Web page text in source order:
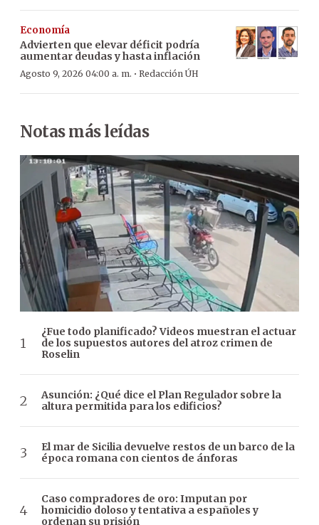
Economía
Advierten que elevar déficit podría
aumentar deudas y hasta inflación
Agosto 9, 2026 04:00 a. m. · Redacción ÚH
Notas más leídas
¿Fue todo planificado? Videos muestran el actuar
de los supuestos autores del atroz crimen de
Roselin
Asunción: ¿Qué dice el Plan Regulador sobre la
altura permitida para los edificios?
El mar de Sicilia devuelve restos de un barco de la
época romana con cientos de ánforas
Caso compradores de oro: Imputan por
homicidio doloso y tentativa a españoles y
ordenan su prisión